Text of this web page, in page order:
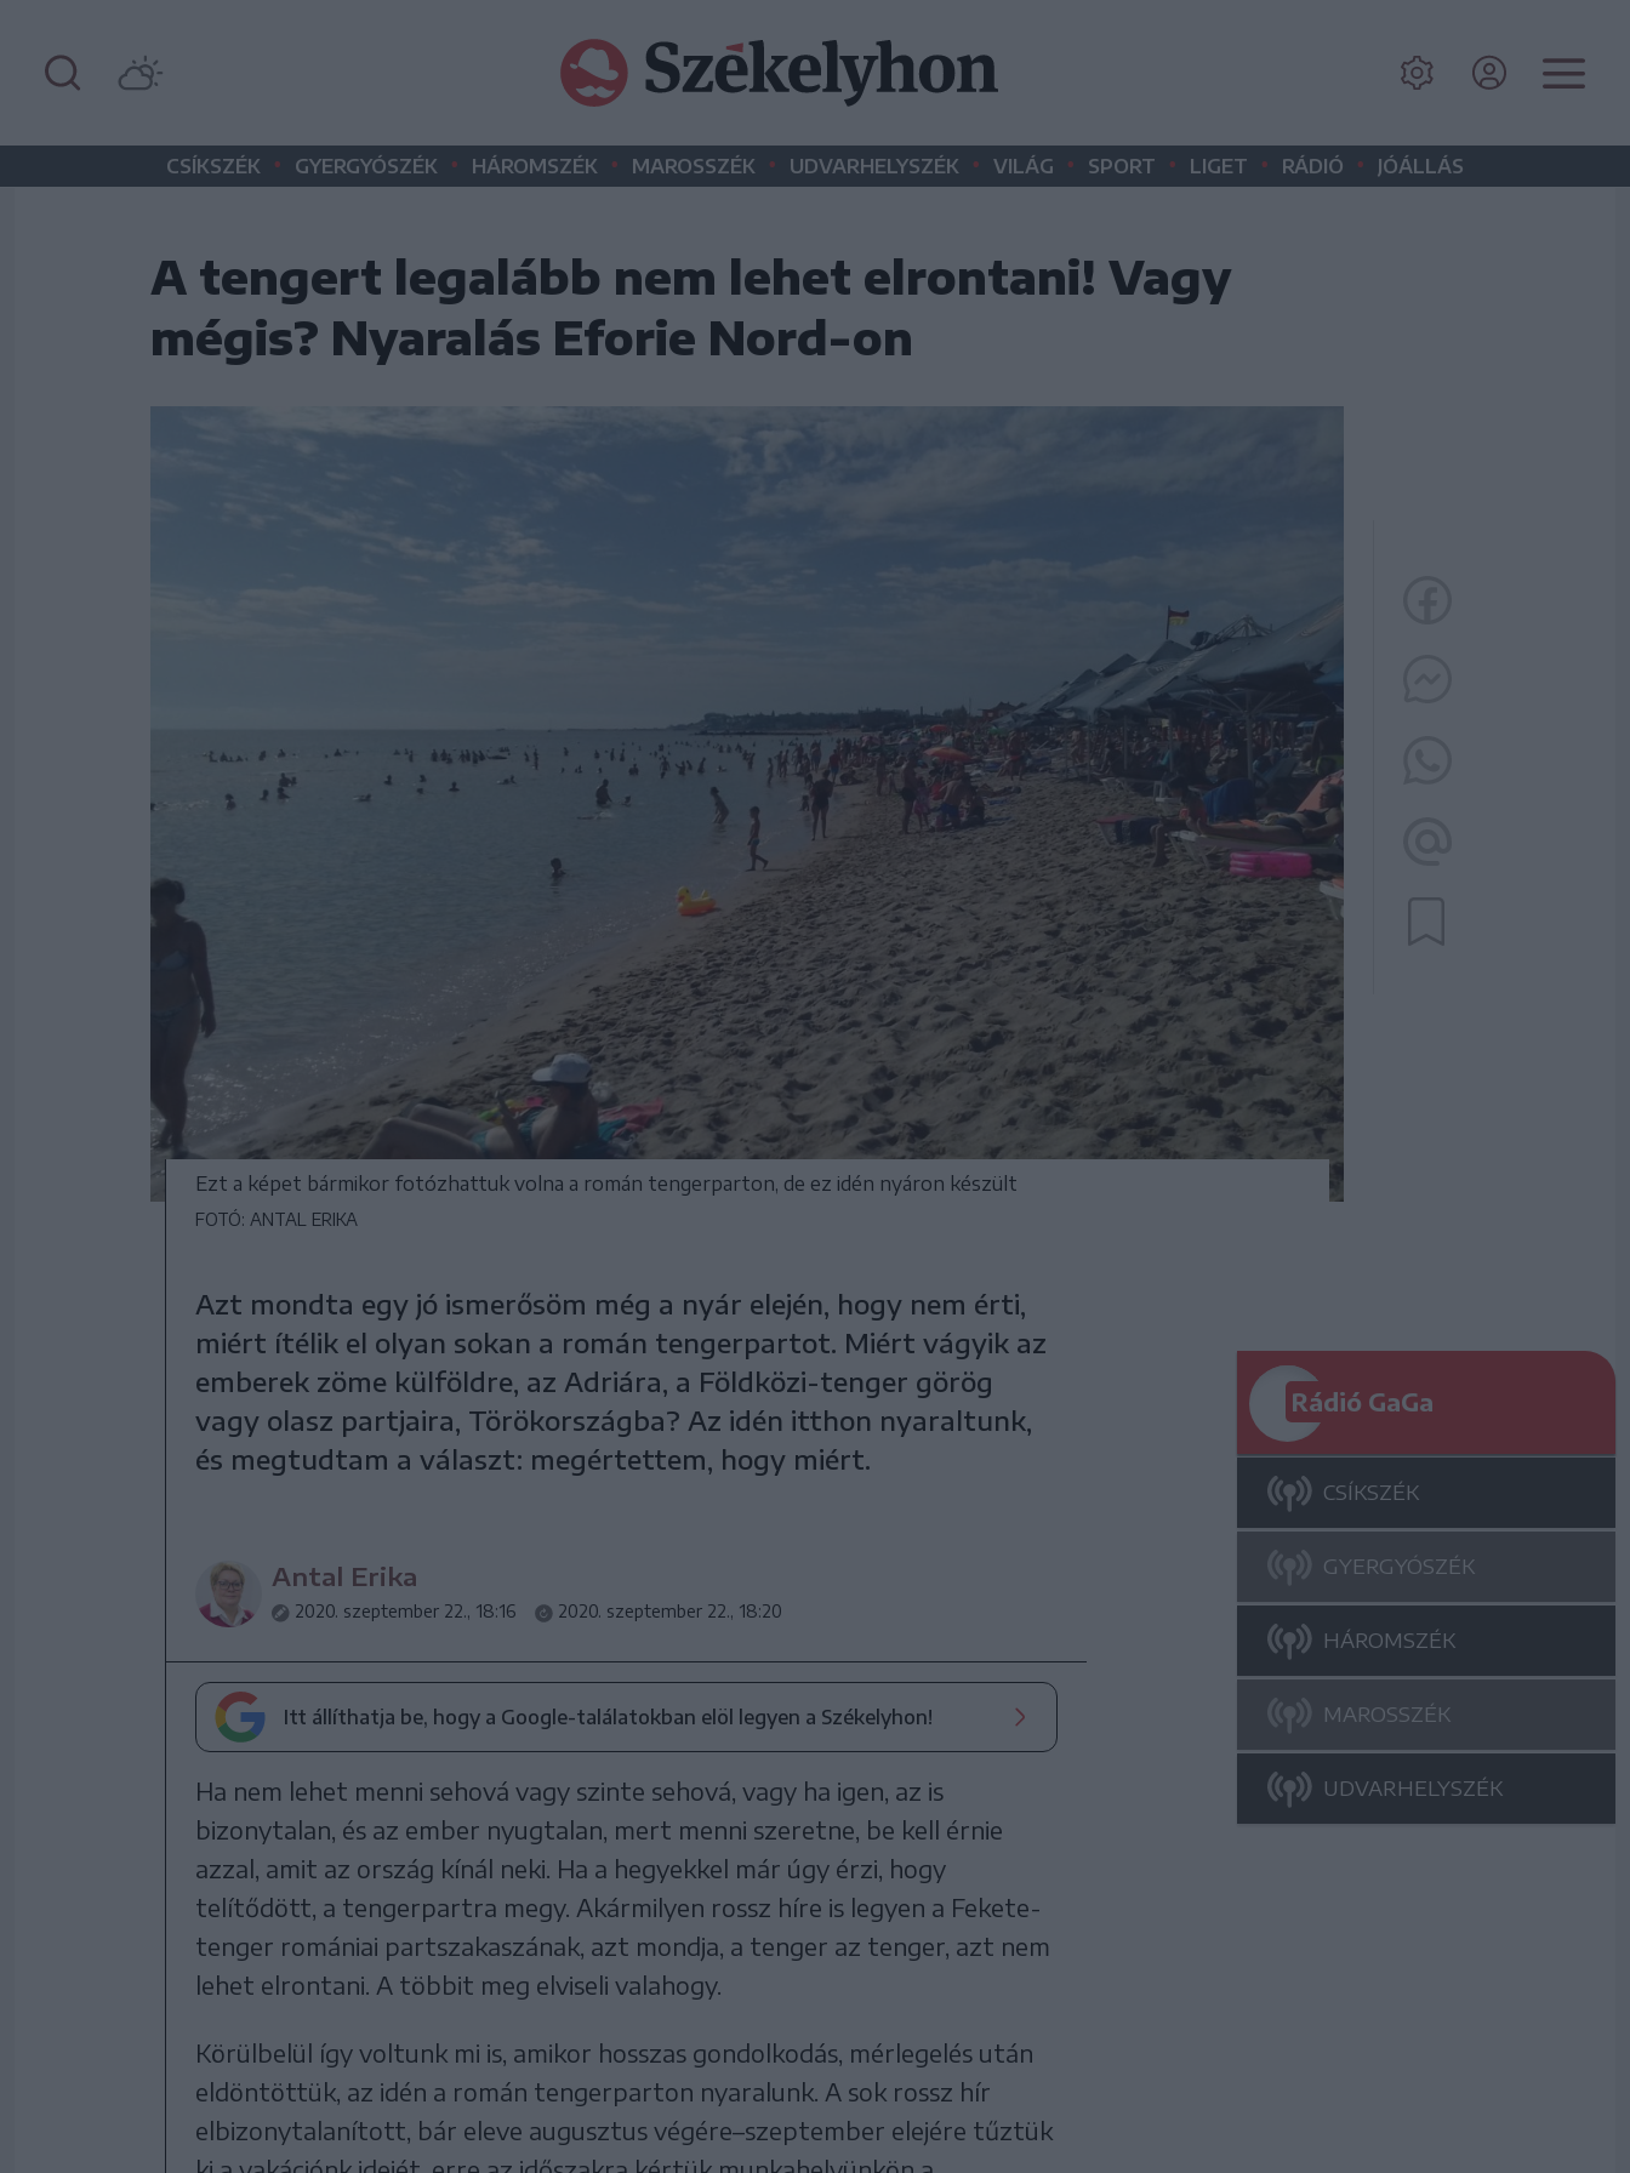
CSÍKSZÉK • GYERGYÓSZÉK • HÁROMSZÉK • MAROSSZÉK • UDVARHELYSZÉK • VILÁG • SPORT • LIGET • RÁDIÓ • JÓÁLLÁS
A tengert legalább nem lehet elrontani! Vagy
mégis? Nyaralás Eforie Nord-on
Ezt a képet bármikor fotózhattuk volna a román tengerparton, de ez idén nyáron készült
FOTÓ: ANTAL ERIKA
Azt mondta egy jó ismerősöm még a nyár elején, hogy nem érti,
miért ítélik el olyan sokan a román tengerpartot. Miért vágyik az
emberek zöme külföldre, az Adriára, a Földközi-tenger görög
vagy olasz partjaira, Törökországba? Az idén itthon nyaraltunk,
és megtudtam a választ: megértettem, hogy miért.
Antal Erika
2020. szeptember 22., 18:16 2020. szeptember 22., 18:20
Itt állíthatja be, hogy a Google-találatokban elöl legyen a Székelyhon!
Ha nem lehet menni sehová vagy szinte sehová, vagy ha igen, az is
bizonytalan, és az ember nyugtalan, mert menni szeretne, be kell érnie
azzal, amit az ország kínál neki. Ha a hegyekkel már úgy érzi, hogy
telítődött, a tengerpartra megy. Akármilyen rossz híre is legyen a Fekete-
tenger romániai partszakaszának, azt mondja, a tenger az tenger, azt nem
lehet elrontani. A többit meg elviseli valahogy.
Körülbelül így voltunk mi is, amikor hosszas gondolkodás, mérlegelés után
eldöntöttük, az idén a román tengerparton nyaralunk. A sok rossz hír
elbizonytalanított, bár eleve augusztus végére–szeptember elejére tűztük
Rádió GaGa
CSÍKSZÉK
GYERGYÓSZÉK
HÁROMSZÉK
MAROSSZÉK
UDVARHELYSZÉK